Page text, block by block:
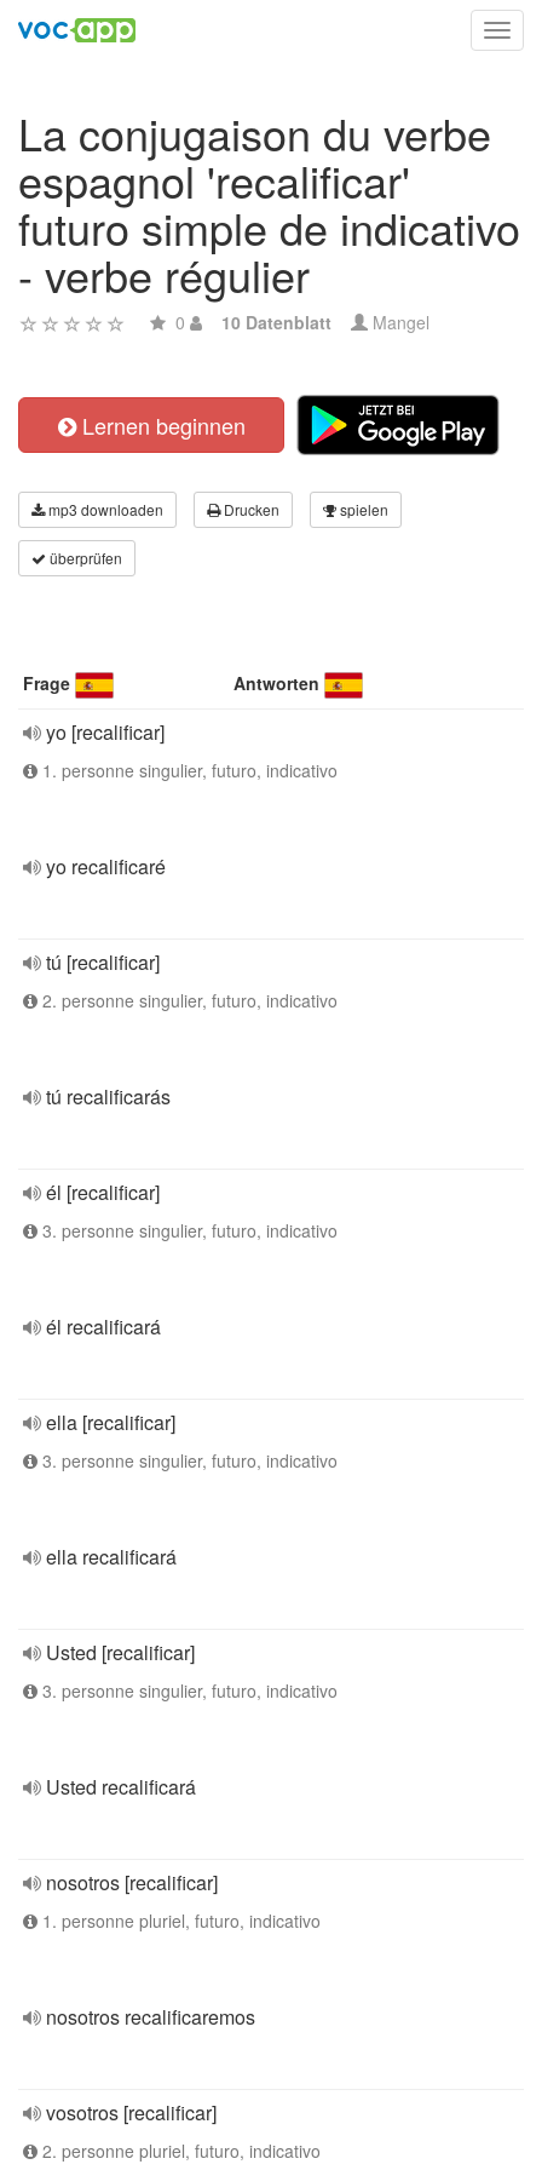
La conjugaison du verbe
espagnol 'recalificar'
futuro simple de indicativo
- verbe régulier
0 10 Datenblatt Mangel
Lernen beginnen
mp3 downloaden Drucken spielen
überprüfen
Frage Antworten
yo [recalificar]
1. personne singulier, futuro, indicativo
yo recalificaré
tú [recalificar]
2. personne singulier, futuro, indicativo
tú recalificarás
él [recalificar]
3. personne singulier, futuro, indicativo
él recalificará
ella [recalificar]
3. personne singulier, futuro, indicativo
ella recalificará
Usted [recalificar]
3. personne singulier, futuro, indicativo
Usted recalificará
nosotros [recalificar]
1. personne pluriel, futuro, indicativo
nosotros recalificaremos
vosotros [recalificar]
2. personne pluriel, futuro, indicativo